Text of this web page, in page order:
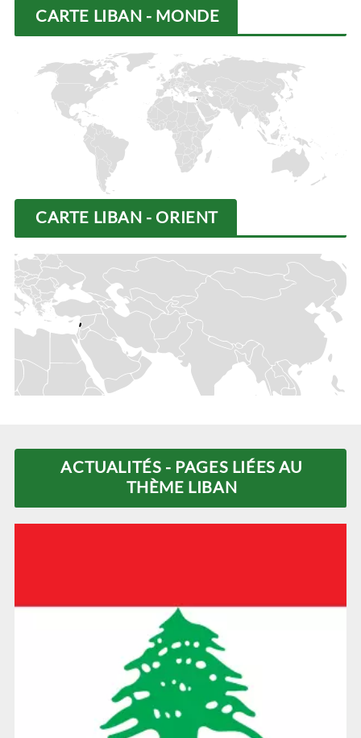
CARTE LIBAN - MONDE
CARTE LIBAN - ORIENT
ACTUALITÉS - PAGES LIÉES AU
THÈME LIBAN